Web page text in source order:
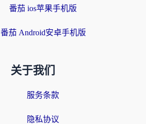
番茄 ios苹果手机版
番茄 Android安卓手机版
关于我们
服务条款
隐私协议